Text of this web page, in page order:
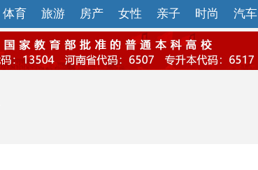
体育 旅游 房产 女性 亲子 时尚 汽车